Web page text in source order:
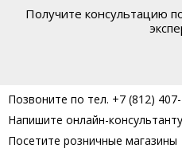
Получите консультацию
Позвоните по тел. +7 (812)
Напишите онлайн-консультанту
Посетите розничные магазины